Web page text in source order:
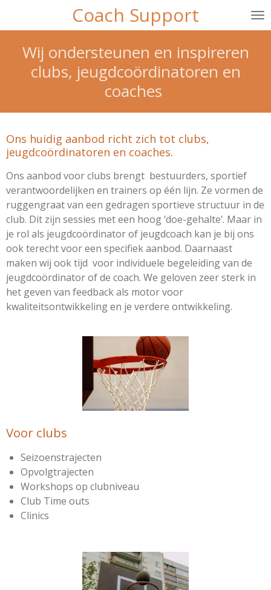
hoofdinhoud
Coach Support
Wij ondersteunen en inspireren
clubs, jeugdcoördinatoren en
coaches
Ons huidig aanbod richt zich tot clubs,
jeugdcoördinatoren en coaches.
Ons aanbod voor clubs brengt bestuurders, sportief
verantwoordelijken en trainers op één lijn. Ze vormen de
ruggengraat van een gedragen sportieve structuur in de
club. Dit zijn sessies met een hoog ‘doe-gehalte’. Maar in
je rol als jeugdcoördinator of jeugdcoach kan je bij ons
ook terecht voor een specifiek aanbod. Daarnaast
maken wij ook tijd voor individuele begeleiding van de
jeugdcoördinator of de coach. We geloven zeer sterk in
het geven van feedback als motor voor
kwaliteitsontwikkeling en je verdere ontwikkeling.
Voor clubs
Seizoenstrajecten
Opvolgtrajecten
Workshops op clubniveau
Club Time outs
Clinics